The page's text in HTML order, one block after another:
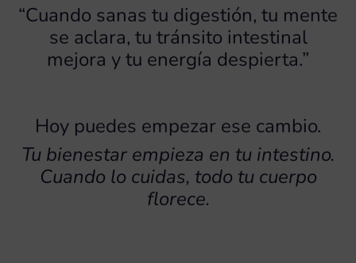
“Cuando sanas tu digestión, tu mente
se aclara, tu tránsito intestinal
mejora y tu energía despierta.”
Hoy puedes empezar ese cambio.
Tu bienestar empieza en tu intestino.
Cuando lo cuidas, todo tu cuerpo
florece.